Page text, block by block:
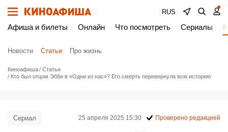
RUS
Афиша и билеты Онлайн Что посмотреть Сериалы
Новости Статьи Про жизнь
Киноафиша
Статьи
Кто был отцом Эбби в «Одни из нас»? Его смерть перевернула всю историю
Сериал 25 апреля 2025 15:30 Проверено редакцией